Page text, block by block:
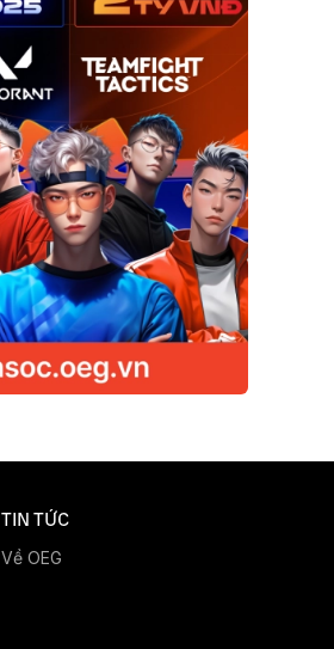
TIN TỨC
Về OEG